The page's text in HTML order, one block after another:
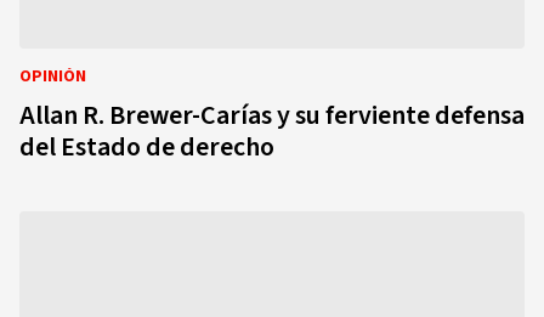
OPINIÓN
Allan R. Brewer-Carías y su ferviente defensa
del Estado de derecho